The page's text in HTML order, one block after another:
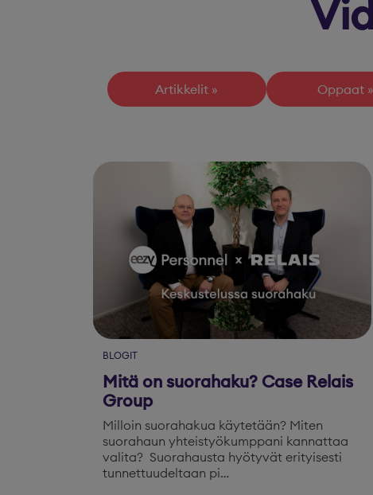
Artikkelit Oppaat
BLOGIT
Mitä on suorahaku? Case Relais
Group
Milloin suorahakua käytetään? Miten
suorahaun yhteistyökumppani kannattaa
valita? Suorahausta hyötyvät erityisesti
tunnettuudeltaan pi…